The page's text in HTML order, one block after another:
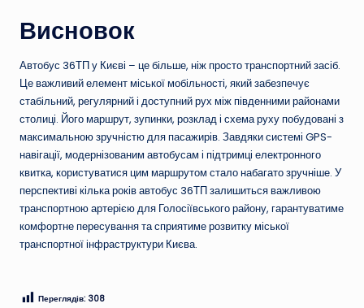
Висновок
Автобус 36ТП у Києві – це більше, ніж просто транспортний засіб.
Це важливий елемент міської мобільності, який забезпечує
стабільний, регулярний і доступний рух між південними районами
столиці. Його маршрут, зупинки, розклад і схема руху побудовані з
максимальною зручністю для пасажирів. Завдяки системі GPS-
навігації, модернізованим автобусам і підтримці електронного
квитка, користуватися цим маршрутом стало набагато зручніше. У
перспективі кілька років автобус 36ТП залишиться важливою
транспортною артерією для Голосіївського району, гарантуватиме
комфортне пересування та сприятиме розвитку міської
транспортної інфраструктури Києва.
Переглядів: 308